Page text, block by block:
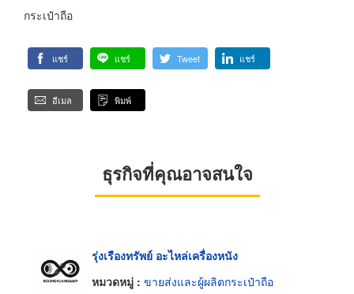
กระเป๋าถือ
แชร์ แชร์ Tweet แชร์
อีเมล พิมพ์
ธุรกิจที่คุณอาจสนใจ
รุ่งเรืองทรัพย์ อะไหล่เครื่องหนัง
หมวดหมู่ : ขายส่งและผู้ผลิตกระเป๋าถือ